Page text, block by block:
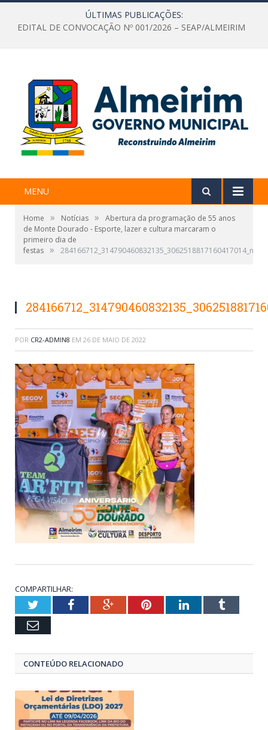
ÚLTIMAS PUBLICAÇÕES:
EDITAL DE CONVOCAÇÃO Nº 001/2026 – SEAP/ALMEIRIM
MENU
Home » Notícias »
Abertura da programação de 55 anos
de Monte Dourado - Esporte, lazer e cultura marcaram o
primeiro dia de
festas » 284166712_314790460832135_3062518817160417014_n
POR CR2-ADMIN8 EM 26 DE MAIO DE 2022
COMPARTILHAR:
TwitterFacebookGoogle+PinterestLinkedInTumblr
Email
CONTEÚDO RELACIONADO